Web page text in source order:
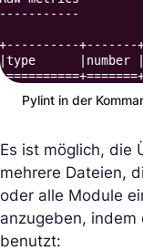
Pylint in der
Es ist möglich, die
mehrere Dateien,
oder alle Module
anzugeben,
benutzt: